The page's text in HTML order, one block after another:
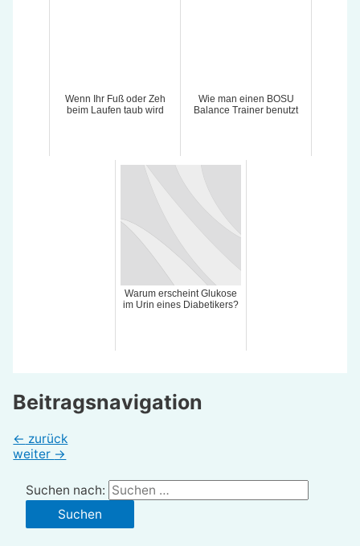
Wenn Ihr Fuß oder Zeh
beim Laufen taub wird
Wie man einen BOSU
Balance Trainer benutzt
Warum erscheint Glukose
im Urin eines Diabetikers?
Beitragsnavigation
← zurück
weiter →
Suchen nach: